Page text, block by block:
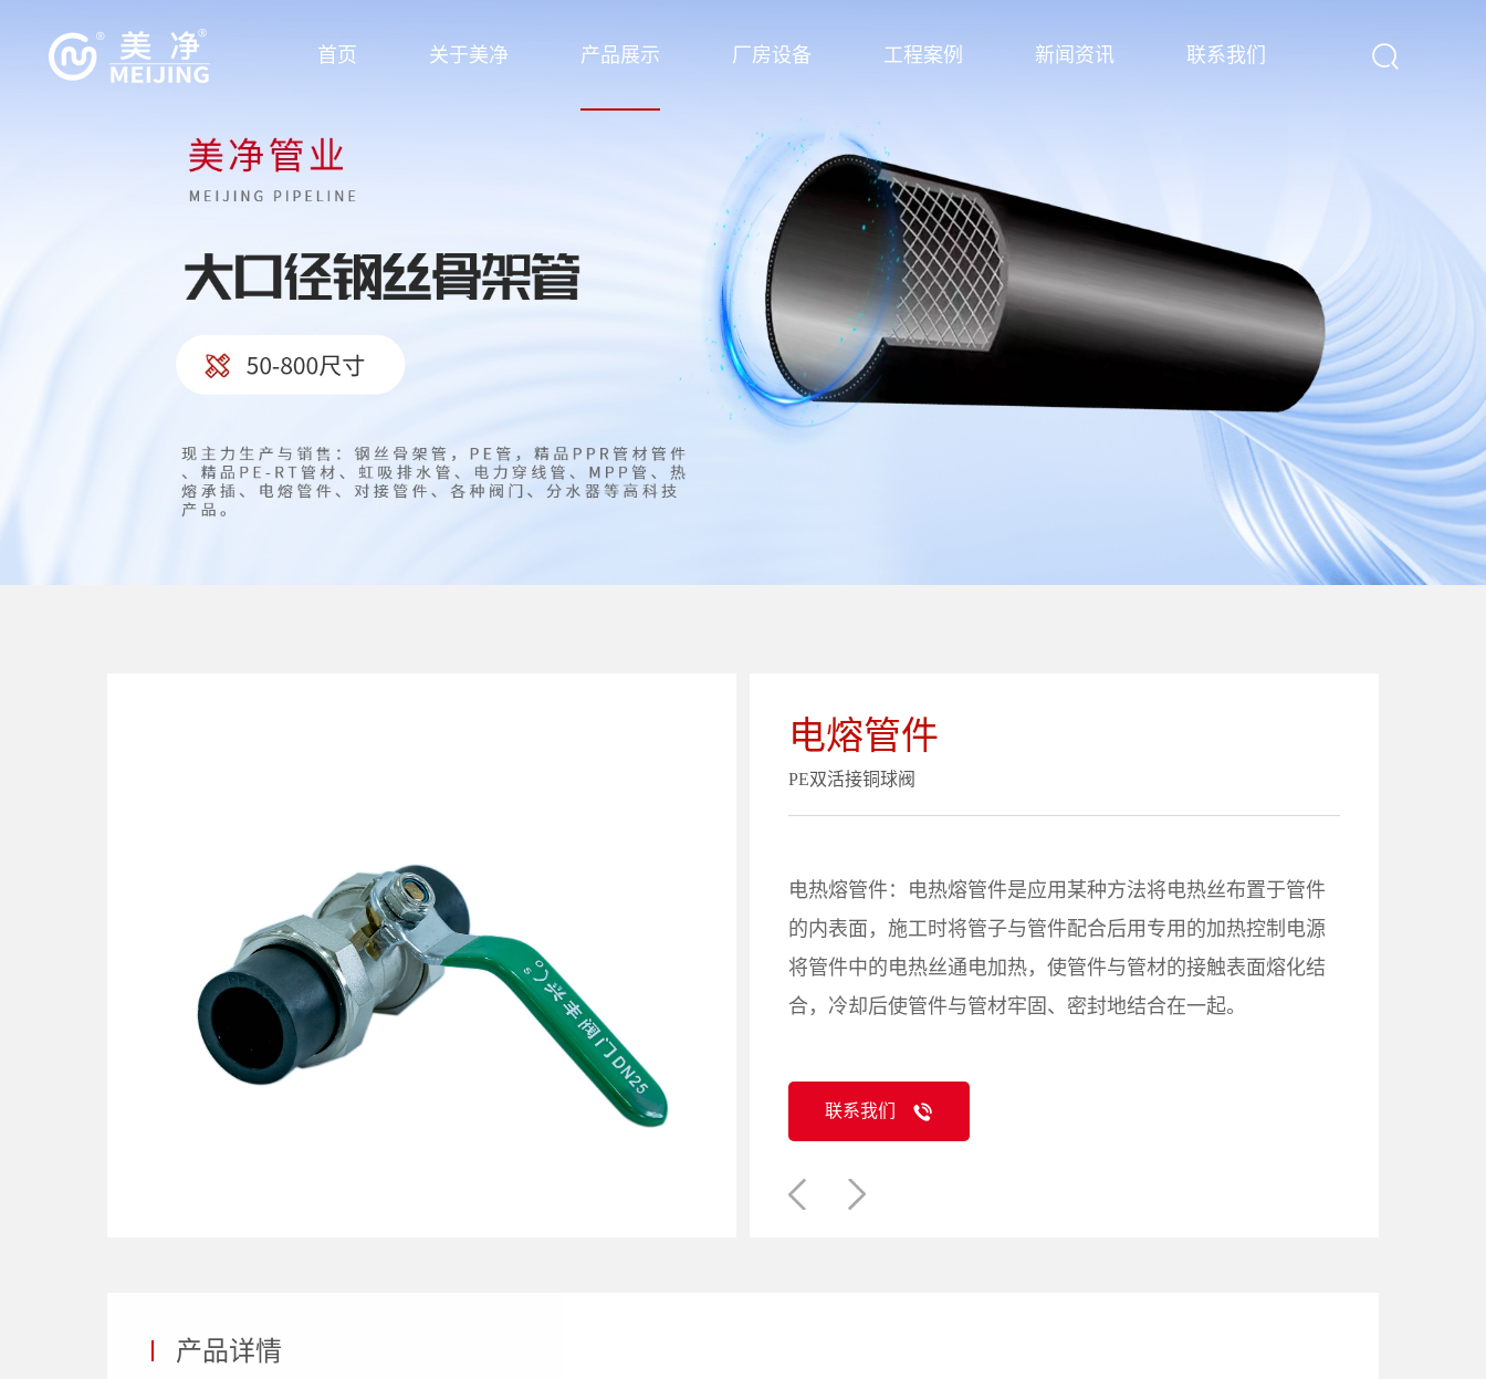
首页 关于美净 产品展示 厂房设备 工程案例 新闻资讯 联系我们
电熔管件
PE双活接铜球阀
电热熔管件：电热熔管件是应用某种方法将电热丝布置于管件
的内表面，施工时将管子与管件配合后用专用的加热控制电源
将管件中的电热丝通电加热，使管件与管材的接触表面熔化结
合，冷却后使管件与管材牢固、密封地结合在一起。
联系我们
产品详情